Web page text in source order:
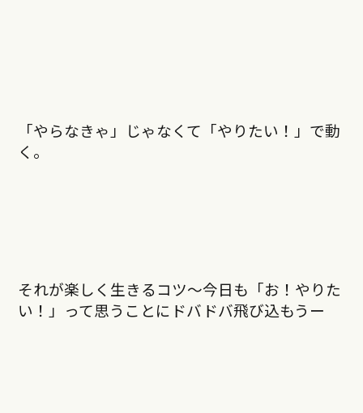
「やらなきゃ」じゃなくて「やりたい！」で動
く。
それが楽しく生きるコツ〜今日も「お！やりた
い！」って思うことにドバドバ飛び込もうー